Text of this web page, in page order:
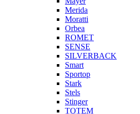
Merida
Moratti
Orbea
ROMET
SENSE
SILVERBACK
Smart
Sportop
Stark
Stels
Stinger
TOTEM